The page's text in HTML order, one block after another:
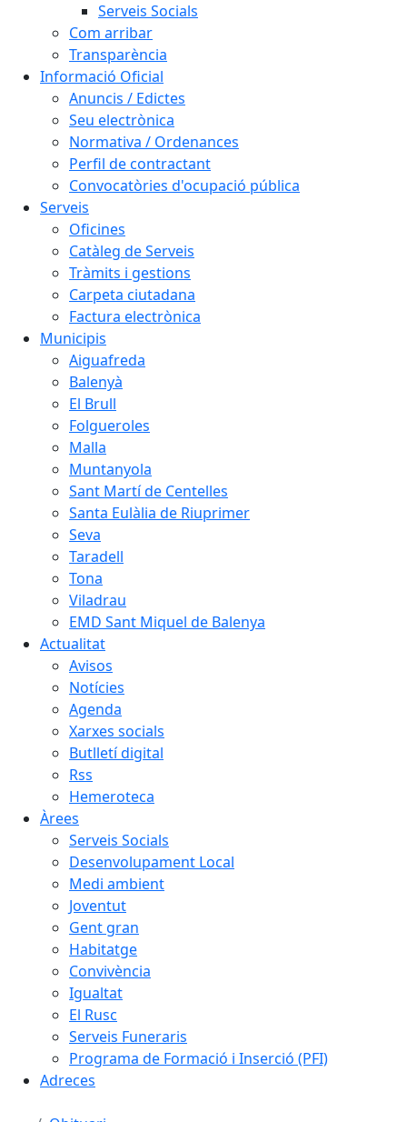
Serveis Socials
Com arribar
Transparència
Informació Oficial
Anuncis / Edictes
Seu electrònica
Normativa / Ordenances
Perfil de contractant
Convocatòries d'ocupació pública
Serveis
Oficines
Catàleg de Serveis
Tràmits i gestions
Carpeta ciutadana
Factura electrònica
Municipis
Aiguafreda
Balenyà
El Brull
Folgueroles
Malla
Muntanyola
Sant Martí de Centelles
Santa Eulàlia de Riuprimer
Seva
Taradell
Tona
Viladrau
EMD Sant Miquel de Balenya
Actualitat
Avisos
Notícies
Agenda
Xarxes socials
Butlletí digital
Rss
Hemeroteca
Àrees
Serveis Socials
Desenvolupament Local
Medi ambient
Joventut
Gent gran
Habitatge
Convivència
Igualtat
El Rusc
Serveis Funeraris
Programa de Formació i Inserció (PFI)
Adreces